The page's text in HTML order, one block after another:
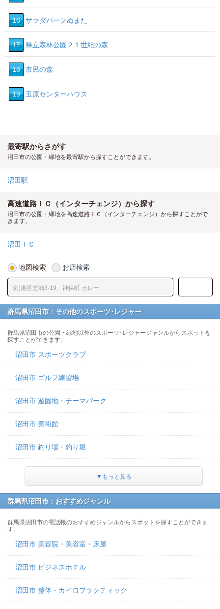
16 サラダパークぬまた
17 県立森林公園２１世紀の森
18 市民の森
19 玉原センターハウス
最寄駅からさがす
沼田市の公園・緑地を最寄駅から探すことができます。
沼田駅
高速道路ＩＣ（インターチェンジ）から探す
沼田市の公園・緑地を高速道路ＩＣ（インターチェンジ）から探すことがで
きます。
沼田ＩＣ
地図検索 お店検索
群馬県沼田市：その他のスポーツ･レジャー
群馬県沼田市の公園・緑地以外のスポーツ･レジャージャンルからスポットを
探すことができます。
沼田市 スポーツクラブ
沼田市 ゴルフ練習場
沼田市 遊園地・テーマパーク
沼田市 美術館
沼田市 釣り場・釣り堀
▼もっと見る
群馬県沼田市：おすすめジャンル
群馬県沼田市の電話帳のおすすめジャンルからスポットを探すことができま
す。
沼田市 美容院・美容室・床屋
沼田市 ビジネスホテル
沼田市 整体・カイロプラクティック